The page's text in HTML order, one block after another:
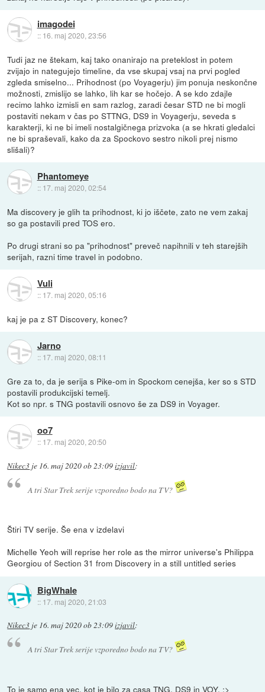
imagodei
:: 16. maj 2020, 23:56
Tudi jaz ne štekam, kaj tako onanirajo na preteklost in potem
zvijajo in nategujejo timeline, da vse skupaj vsaj na prvi pogled
zgleda smiselno... Prihodnost (po Voyagerju) jim ponuja neskončne
možnosti, zmislijo se lahko, lih kar se hočejo. A se kdo zdajle
recimo lahko izmisli en sam razlog, zaradi česar STD ne bi mogli
postaviti nekam v čas po STTNG, DS9 in Voyagerju, seveda s
karakterji, ki ne bi imeli nostalgičnega prizvoka (a se hkrati gledalci
ne bi spraševali, kako da za Spockovo sestro nikoli prej nismo
slišali)?
Phantomeye
:: 17. maj 2020, 02:54
Ma discovery je glih ta prihodnost, ki jo iščete, zato ne vem zakaj
so ga postavili pred TOS ero.
Po drugi strani so pa "prihodnost" preveč napihnili v teh starejših
serijah, razni time travel in podobno.
Vuli
:: 17. maj 2020, 05:16
kaj je pa z ST Discovery, konec?
Jarno
:: 17. maj 2020, 08:11
Gre za to, da je serija s Pike-om in Spockom cenejša, ker so s STD
postavili produkcijski temelj.
Kot so npr. s TNG postavili osnovo še za DS9 in Voyager.
oo7
:: 17. maj 2020, 20:50
Nikec3 je 16. maj 2020 ob 23:09izjavil:
A tri Star Trek serije vzporedno bodo na TV?
Štiri TV serije. Še ena v izdelavi
Michelle Yeoh will reprise her role as the mirror universe's Philippa
Georgiou of Section 31 from Discovery in a still untitled series
BigWhale
:: 17. maj 2020, 21:03
Nikec3 je 16. maj 2020 ob 23:09izjavil:
A tri Star Trek serije vzporedno bodo na TV?
To je samo ena vec, kot je bilo za casa TNG, DS9 in VOY. :>